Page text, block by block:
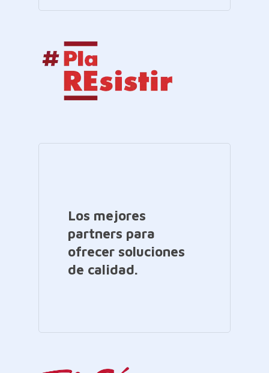
Los mejores
partners para
ofrecer soluciones
de calidad.